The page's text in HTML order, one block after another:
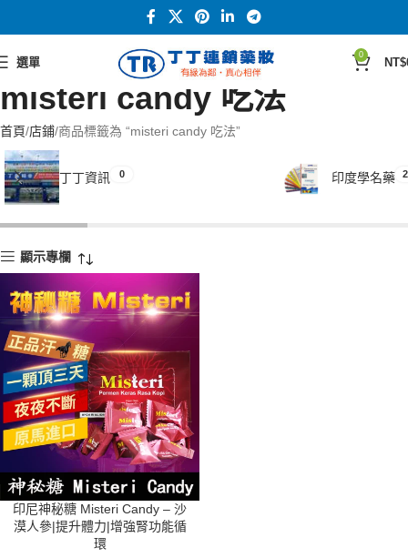
選單
0
NT$
misteri candy 吃法
首頁 店鋪 商品標籤為 “misteri candy 吃法”
丁丁資訊 0 印度學名藥
顯示專欄
印尼神秘糖 Misteri Candy – 沙
漠人參|提升體力|增強腎功能循
環